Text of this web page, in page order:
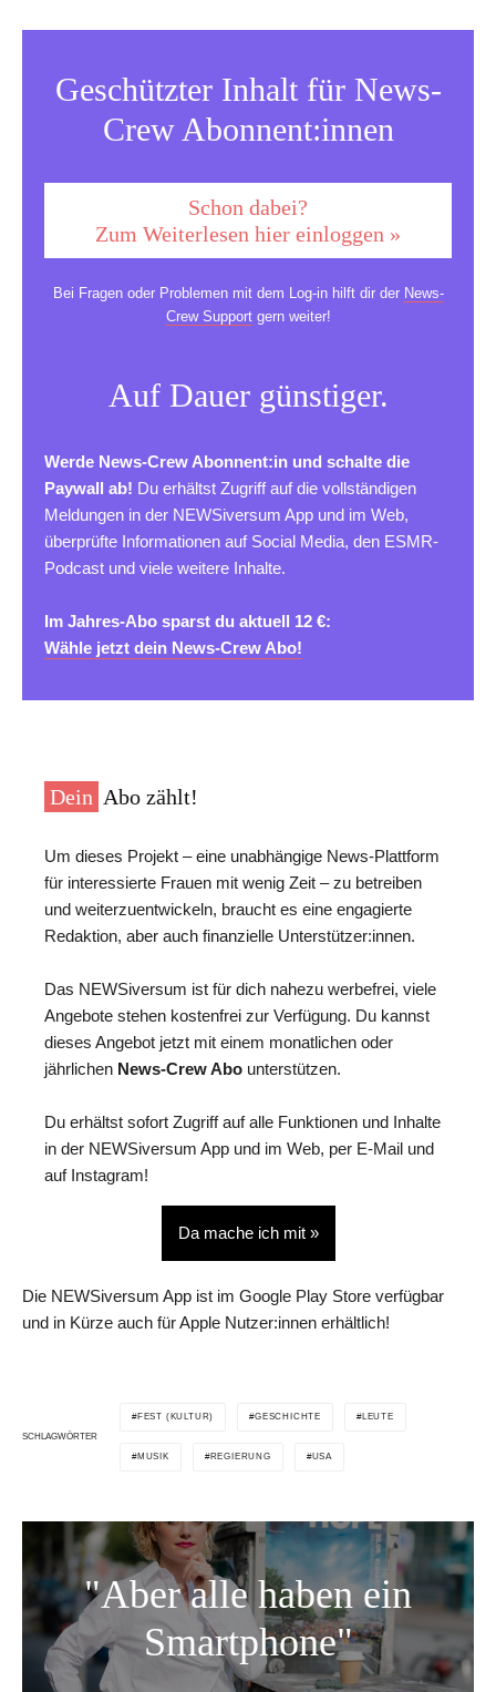
Geschützter Inhalt für News-
Crew Abonnent:innen
Schon dabei?
Zum Weiterlesen hier einloggen »
Bei Fragen oder Problemen mit dem Log-in hilft dir der News-
Crew Supportgern weiter!
Auf Dauer günstiger.
Werde News-Crew Abonnent:in und schalte die
Paywall ab! Du erhältst Zugriff auf die vollständigen
Meldungen in der NEWSiversum App und im Web,
überprüfte Informationen auf Social Media, den ESMR-
Podcast und viele weitere Inhalte.
Im Jahres-Abo sparst du aktuell 12 €:
Wähle jetzt dein News-Crew Abo!
Dein Abo zählt!
Um dieses Projekt – eine unabhängige News-Plattform
für interessierte Frauen mit wenig Zeit – zu betreiben
und weiterzuentwickeln, braucht es eine engagierte
Redaktion, aber auch finanzielle Unterstützer:innen.
Das NEWSiversum ist für dich nahezu werbefrei, viele
Angebote stehen kostenfrei zur Verfügung. Du kannst
dieses Angebot jetzt mit einem monatlichen oder
jährlichen News-Crew Abo unterstützen.
Du erhältst sofort Zugriff auf alle Funktionen und Inhalte
in der NEWSiversum App und im Web, per E-Mail und
auf Instagram!
Da mache ich mit »
Die NEWSiversum App ist im Google Play Store verfügbar
und in Kürze auch für Apple Nutzer:innen erhältlich!
SCHLAGWÖRTER
FEST (KULTUR) GESCHICHTE LEUTE
MUSIK REGIERUNG USA
"Aber alle haben ein
Smartphone"